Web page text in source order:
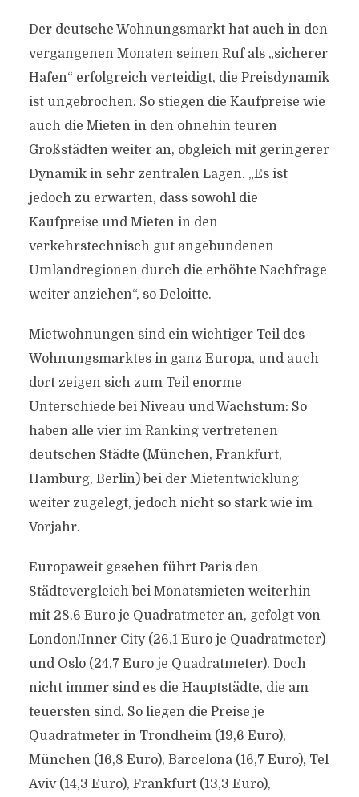
Der deutsche Wohnungsmarkt hat auch in den
vergangenen Monaten seinen Ruf als „sicherer
Hafen“ erfolgreich verteidigt, die Preisdynamik
ist ungebrochen. So stiegen die Kaufpreise wie
auch die Mieten in den ohnehin teuren
Großstädten weiter an, obgleich mit geringerer
Dynamik in sehr zentralen Lagen. „Es ist
jedoch zu erwarten, dass sowohl die
Kaufpreise und Mieten in den
verkehrstechnisch gut angebundenen
Umlandregionen durch die erhöhte Nachfrage
weiter anziehen“, so Deloitte.
Mietwohnungen sind ein wichtiger Teil des
Wohnungsmarktes in ganz Europa, und auch
dort zeigen sich zum Teil enorme
Unterschiede bei Niveau und Wachstum: So
haben alle vier im Ranking vertretenen
deutschen Städte (München, Frankfurt,
Hamburg, Berlin) bei der Mietentwicklung
weiter zugelegt, jedoch nicht so stark wie im
Vorjahr.
Europaweit gesehen führt Paris den
Städtevergleich bei Monatsmieten weiterhin
mit 28,6 Euro je Quadratmeter an, gefolgt von
London/Inner City (26,1 Euro je Quadratmeter)
und Oslo (24,7 Euro je Quadratmeter). Doch
nicht immer sind es die Hauptstädte, die am
teuersten sind. So liegen die Preise je
Quadratmeter in Trondheim (19,6 Euro),
München (16,8 Euro), Barcelona (16,7 Euro), Tel
Aviv (14,3 Euro), Frankfurt (13,3 Euro),